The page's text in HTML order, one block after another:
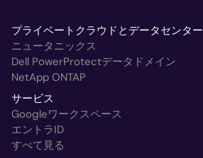
プライベートクラウドとデータセンター
ニュータニックス
Dell PowerProtectデータドメイン
NetApp ONTAP
サービス
Googleワークスペース
エントラID
すべて見る